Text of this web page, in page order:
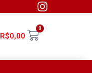
R$0,00
0